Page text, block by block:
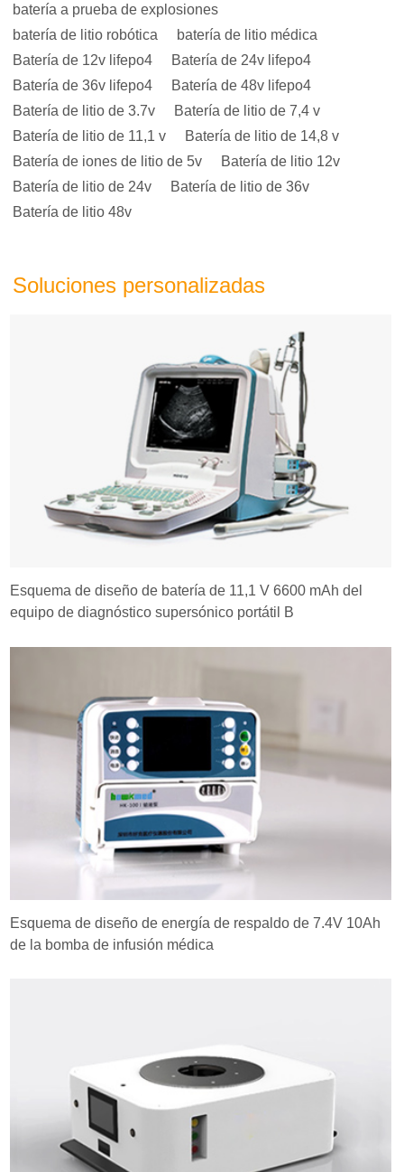
batería a prueba de explosiones
batería de litio robótica
batería de litio médica
Batería de 12v lifepo4
Batería de 24v lifepo4
Batería de 36v lifepo4
Batería de 48v lifepo4
Batería de litio de 3.7v
Batería de litio de 7,4 v
Batería de litio de 11,1 v
Batería de litio de 14,8 v
Batería de iones de litio de 5v
Batería de litio 12v
Batería de litio de 24v
Batería de litio de 36v
Batería de litio 48v
Soluciones personalizadas
Esquema de diseño de batería de 11,1 V 6600 mAh del
equipo de diagnóstico supersónico portátil B
Esquema de diseño de energía de respaldo de 7.4V 10Ah
de la bomba de infusión médica